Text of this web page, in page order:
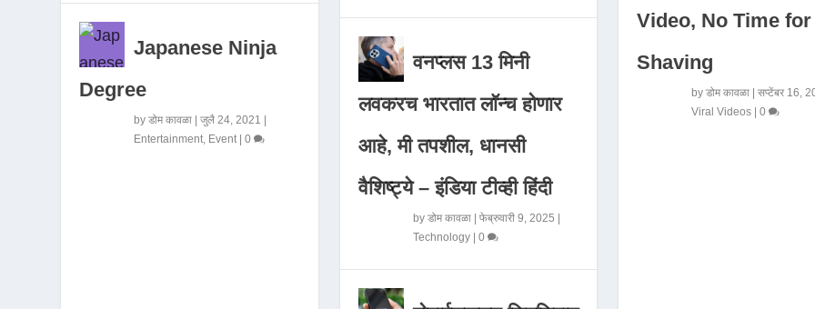
Japanese Ninja
Degree
byडोम कावळा |जुलै 24, 2021
Entertainment, Event|0
वनप्लस 13 मिनी
लवकरच भारतात लॉन्च होणार
आहे, मी तपशील, धानसी
वैशिष्ट्ये – इंडिया टीव्ही हिंदी
by डोम कावळा| फेब्रुवारी 9, 2025
Technology| 0
Video, No Time for
Shaving
by डोम कावळा| सप्टेंबर 16,
Viral Videos| 0